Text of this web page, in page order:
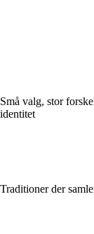
Små valg, stor
identitet
Traditioner der